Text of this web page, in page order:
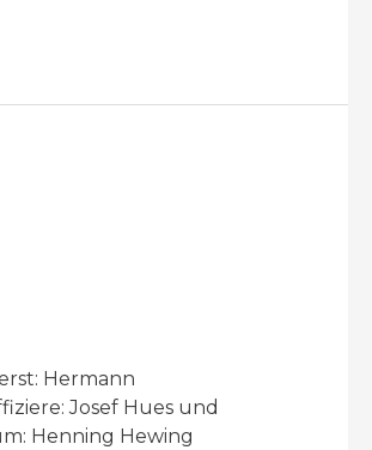
Hermann
Josef Hues und
Henning Hewing